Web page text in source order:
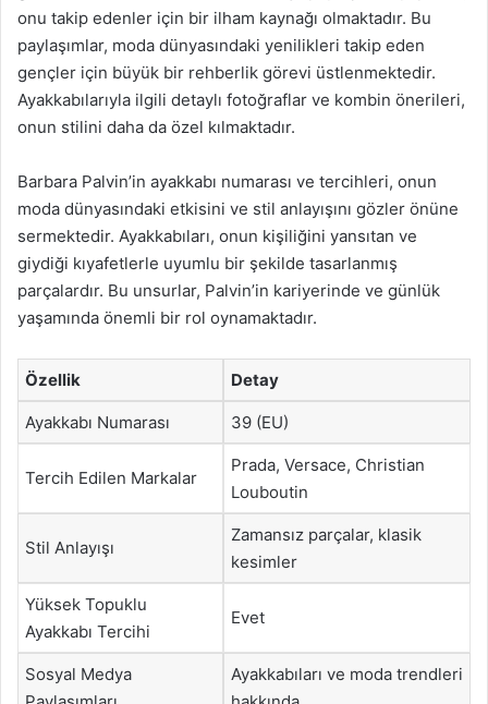
onu takip edenler için bir ilham kaynağı olmaktadır. Bu
paylaşımlar, moda dünyasındaki yenilikleri takip eden
gençler için büyük bir rehberlik görevi üstlenmektedir.
Ayakkabılarıyla ilgili detaylı fotoğraflar ve kombin önerileri,
onun stilini daha da özel kılmaktadır.
Barbara Palvin’in ayakkabı numarası ve tercihleri, onun
moda dünyasındaki etkisini ve stil anlayışını gözler önüne
sermektedir. Ayakkabıları, onun kişiliğini yansıtan ve
giydiği kıyafetlerle uyumlu bir şekilde tasarlanmış
parçalardır. Bu unsurlar, Palvin’in kariyerinde ve günlük
yaşamında önemli bir rol oynamaktadır.
Özellik Detay
Ayakkabı Numarası 39 (EU)
Tercih Edilen Markalar
Prada, Versace, Christian
Louboutin
Stil Anlayışı
Zamansız parçalar, klasik
kesimler
Yüksek Topuklu
Ayakkabı Tercihi
Evet
Sosyal Medya
Ayakkabıları ve moda trendleri